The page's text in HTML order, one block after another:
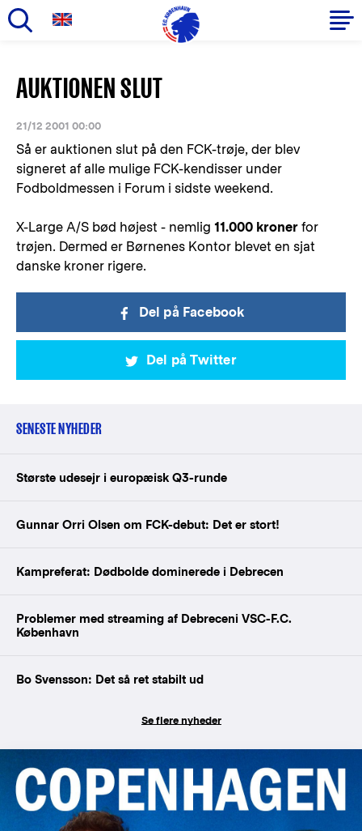
hovedindhold
Primær
navigation
AUKTIONEN SLUT
21/12 2001 00:00
Så er auktionen slut på den FCK-trøje, der blev
signeret af alle mulige FCK-kendisser under
Fodboldmessen i Forum i sidste weekend.
X-Large A/S bød højest - nemlig 11.000 kroner for
trøjen. Dermed er Børnenes Kontor blevet en sjat
danske kroner rigere.
Del på Facebook
Del på Twitter
SENESTE NYHEDER
Største udesejr i europæisk Q3-runde
Gunnar Orri Olsen om FCK-debut: Det er stort!
Kampreferat: Dødbolde dominerede i Debrecen
Problemer med streaming af Debreceni VSC-F.C.
København
Bo Svensson: Det så ret stabilt ud
Se flere nyheder